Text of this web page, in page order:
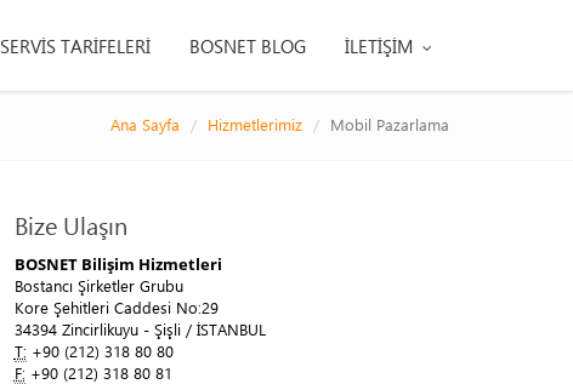
SERVİS TARİFELERİ BOSNET BLOG İLETİŞİM
Ana Sayfa Hizmetlerimiz Mobil Pazarlama
Bize Ulaşın
BOSNET Bilişim Hizmetleri
Bostancı Şirketler Grubu
Kore Şehitleri Caddesi No:29
34394 Zincirlikuyu - Şişli / İSTANBUL
T: +90 (212) 318 80 80
F: +90 (212) 318 80 81